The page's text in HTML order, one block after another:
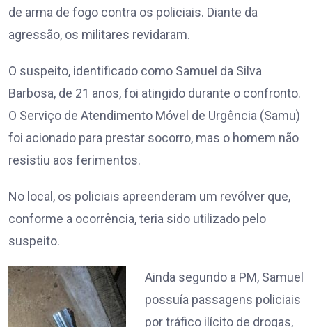
de arma de fogo contra os policiais. Diante da
agressão, os militares revidaram.
O suspeito, identificado como Samuel da Silva
Barbosa, de 21 anos, foi atingido durante o confronto.
O Serviço de Atendimento Móvel de Urgência (Samu)
foi acionado para prestar socorro, mas o homem não
resistiu aos ferimentos.
No local, os policiais apreenderam um revólver que,
conforme a ocorrência, teria sido utilizado pelo
suspeito.
Ainda segundo a PM, Samuel
possuía passagens policiais
por tráfico ilícito de drogas,